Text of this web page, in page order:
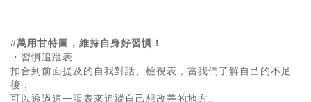
#萬用甘特圖，維持自身好習慣！
・習慣追蹤表
扣合到前面提及的自我對話、檢視表， 當我們了解自己的不足
後，
可以透過這一張表來追蹤自己想改善的地方。